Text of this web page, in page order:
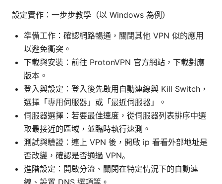
設定實作：一步步教學（以 Windows 為例）
準備工作：確認網路暢通，關閉其他 VPN 似的應用
以避免衝突。
下載與安裝：前往 ProtonVPN 官方網站，下載對應
版本。
登入與設定：登入後先啟用自動連線與 Kill Switch，
選擇「專用伺服器」或「最近伺服器」。
伺服器選擇：若要最佳速度，從伺服器列表排序中選
取最接近的區域，並臨時執行速測。
測試與驗證：連上 VPN 後，開啟 ip 看看外部地址是
否改變，確認是否通過 VPN。
進階設定：開啟分流、關閉在特定情況下的自動連
線、設置 DNS 選項等。